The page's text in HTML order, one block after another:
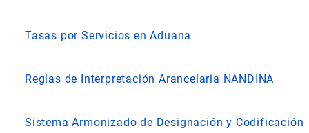
Tasas por Servicios en Aduana
Reglas de Interpretación Arancelaria NANDINA
Sistema Armonizado de Designación y Codificación